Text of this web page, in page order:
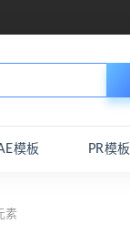
模板 PR模板
素